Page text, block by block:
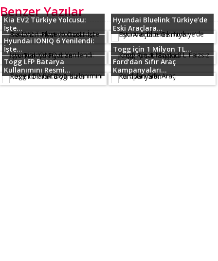
Benzer Yazılar
Kia EV2 Türkiye Yolcusu:
İşte...
Hyundai Bluelink Türkiye’de
Eski Araçlara...
Hyundai IONIQ 6 Yenilendi:
İşte...
Togg için 1 Milyon TL...
Togg LFP Batarya
Kullanımını Resmi...
Ford’dan Sıfır Araç
Kampanyaları...